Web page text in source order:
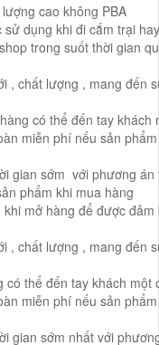
cao không PBA
dụng khi đi cắm trại
trong suốt thời gian
, chất lượng , mang đến
có thể đến tay
miễn phí nếu sản
gian sớm với phương
phẩm khi mua hàng
mở hàng để được
, chất lượng , mang đến
thể đến tay khách một
miễn phí nếu sản
gian sớm nhất với